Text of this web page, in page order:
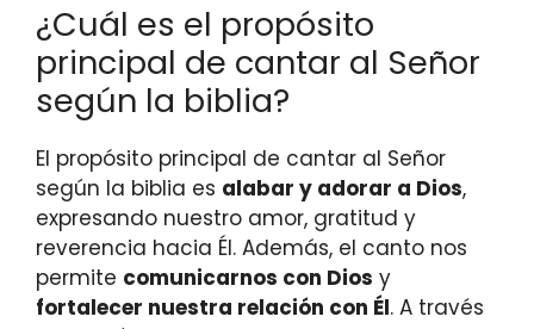
¿Cuál es el propósito
principal de cantar al Señor
según la biblia?
El propósito principal de cantar al Señor
según la biblia es alabar y adorar a Dios,
expresando nuestro amor, gratitud y
reverencia hacia Él. Además, el canto nos
permite comunicarnos con Dios y
fortalecer nuestra relación con Él. A través